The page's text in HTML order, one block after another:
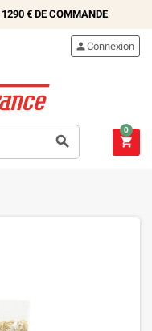
1290 €DE COMMANDE

Connexion

0